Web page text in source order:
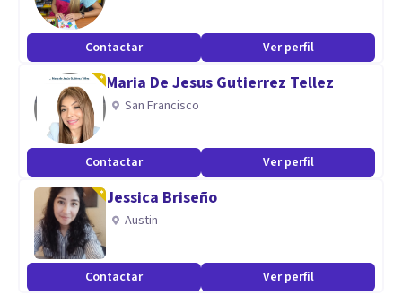
Contactar Ver perfil
Maria De Jesus Gutierrez Tellez
San Francisco
Contactar Ver perfil
Jessica Briseño
Austin
Contactar Ver perfil